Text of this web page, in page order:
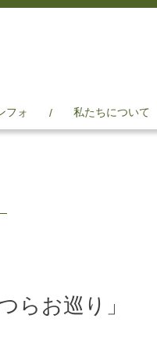
フォ 私たちについて
らお巡り」